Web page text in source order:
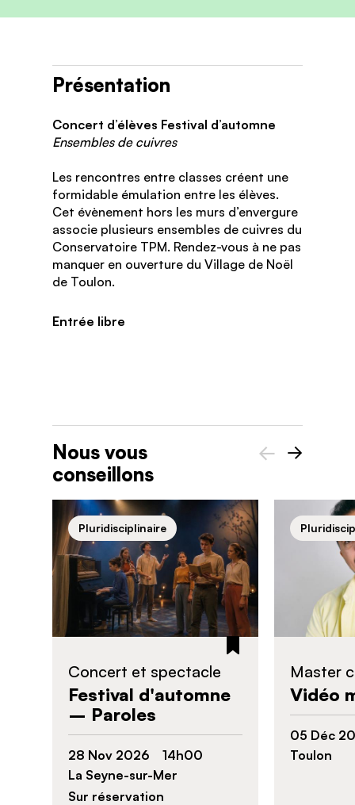
Présentation
Concert d’élèves Festival d’automne
Ensembles de cuivres
Les rencontres entre classes créent une
formidable émulation entre les élèves.
Cet évènement hors les murs d’envergure
associe plusieurs ensembles de cuivres du
Conservatoire TPM. Rendez-vous à ne pas
manquer en ouverture du Village de Noël
de Toulon.
Entrée libre
Nous vous
conseillons
Festival d'automne
– Paroles
Concert et spectacle
28 Nov 2026 14h00
La Seyne-sur-Mer
Sur réservation
Pluridisciplinaire
Vidéo
Master
05 Déc
Toulon